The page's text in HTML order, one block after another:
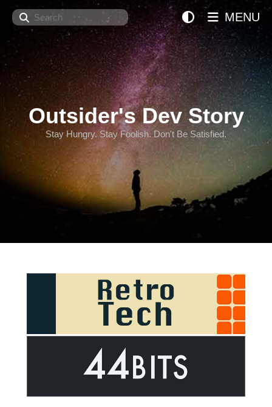
Search
Outsider's Dev Story
Stay Hungry. Stay Foolish. Don't Be Satisfied.
MENU